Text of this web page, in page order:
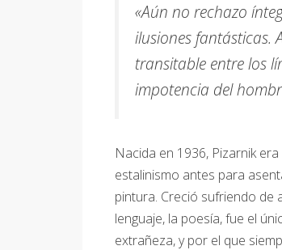
«Aún no rechazo
ilusiones fantásticas.
transitable entre los
impotencia del
Nacida en 1936, Pizarnik
estalinismo antes para
pintura. Creció sufriendo de
lenguaje, la poesía, fue el
extrañeza, y por el que